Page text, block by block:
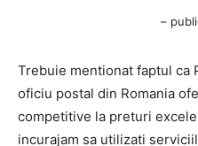
–
Trebuie mentionat faptul ca
oficiu postal din Romania
competitive la preturi
incurajam sa utilizati